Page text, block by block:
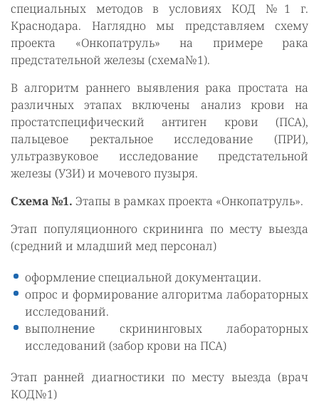
специальных методов в условиях КОД №1 г.
Краснодара. Наглядно мы представляем схему
проекта «Онкопатруль» на примере рака
предстательной железы (схема№1).
В алгоритм раннего выявления рака простата на
различных этапах включены анализ крови на
простатспецифический антиген крови (ПСА),
пальцевое ректальное исследование (ПРИ),
ультразвуковое исследование предстательной
железы (УЗИ) и мочевого пузыря.
Схема №1. Этапы в рамках проекта «Онкопатруль».
Этап популяционного скрининга по месту выезда
(средний и младший мед персонал)
оформление специальной документации.
опрос и формирование алгоритма лабораторных
исследований.
выполнение скрининговых лабораторных
исследований (забор крови на ПСА)
Этап ранней диагностики по месту выезда (врач
КОД№1)